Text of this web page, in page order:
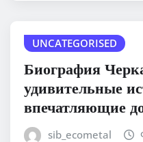
UNCATEGORISED
Биография
удивительные
впечатляющие
sib_ecometal